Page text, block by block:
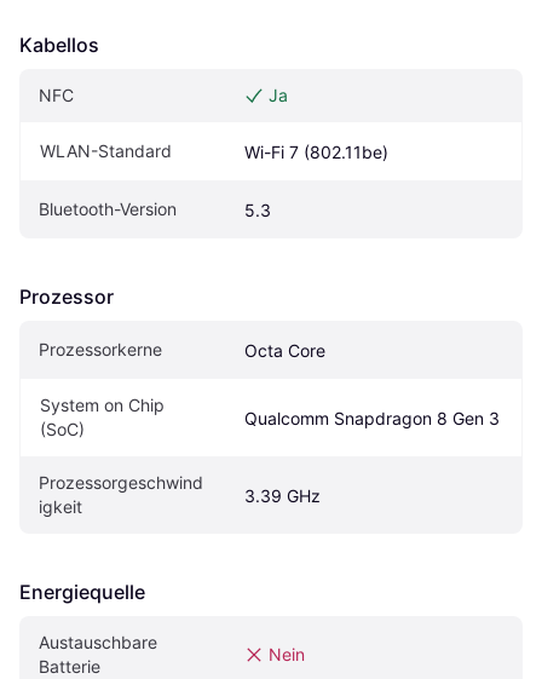
Kabellos
NFC Ja
WLAN-Standard Wi-Fi 7 (802.11be)
Bluetooth-Version 5.3
Prozessor
Prozessorkerne Octa Core
System on Chip
(SoC)
Qualcomm Snapdragon 8 Gen 3
Prozessorgeschwind
igkeit
3.39 GHz
Energiequelle
Austauschbare
Batterie
Nein